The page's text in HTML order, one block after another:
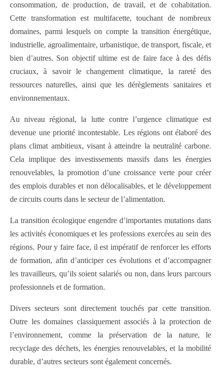
consommation, de production, de travail, et de cohabitation.
Cette transformation est multifacette, touchant de nombreux
domaines, parmi lesquels on compte la transition énergétique,
industrielle, agroalimentaire, urbanistique, de transport, fiscale, et
bien d’autres. Son objectif ultime est de faire face à des défis
cruciaux, à savoir le changement climatique, la rareté des
ressources naturelles, ainsi que les dérèglements sanitaires et
environnementaux.
Au niveau régional, la lutte contre l’urgence climatique est
devenue une priorité incontestable. Les régions ont élaboré des
plans climat ambitieux, visant à atteindre la neutralité carbone.
Cela implique des investissements massifs dans les énergies
renouvelables, la promotion d’une croissance verte pour créer
des emplois durables et non délocalisables, et le développement
de circuits courts dans le secteur de l’alimentation.
La transition écologique engendre d’importantes mutations dans
les activités économiques et les professions exercées au sein des
régions. Pour y faire face, il est impératif de renforcer les efforts
de formation, afin d’anticiper ces évolutions et d’accompagner
les travailleurs, qu’ils soient salariés ou non, dans leurs parcours
professionnels et de formation.
Divers secteurs sont directement touchés par cette transition.
Outre les domaines classiquement associés à la protection de
l’environnement, comme la préservation de la nature, le
recyclage des déchets, les énergies renouvelables, et la mobilité
durable, d’autres secteurs sont également concernés.